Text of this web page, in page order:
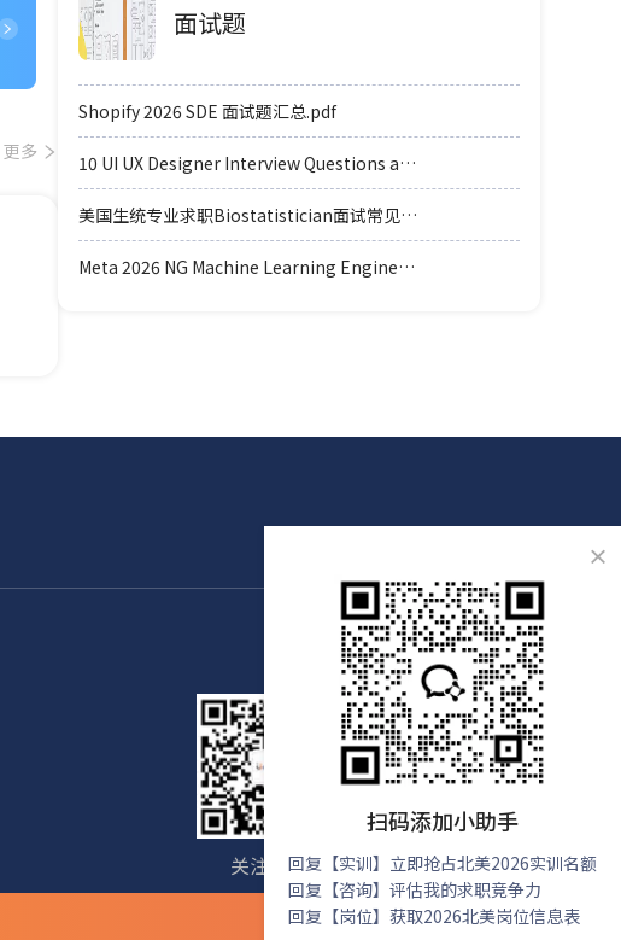
更多
面试题
Shopify 2026 SDE 面试题汇总.pdf
10 UI UX Designer Interview Questions and Answers.pdf
美国生统专业求职Biostatistician面试常见例题题型.pdf
Meta 2026 NG Machine Learning Engineer coding轮面参考.pdf
×
扫码添加小助手
回复【实训】立即抢占北美2026实训名额
回复【咨询】评估我的求职竞争力
回复【岗位】获取2026北美岗位信息表
关注我们 免费咨询